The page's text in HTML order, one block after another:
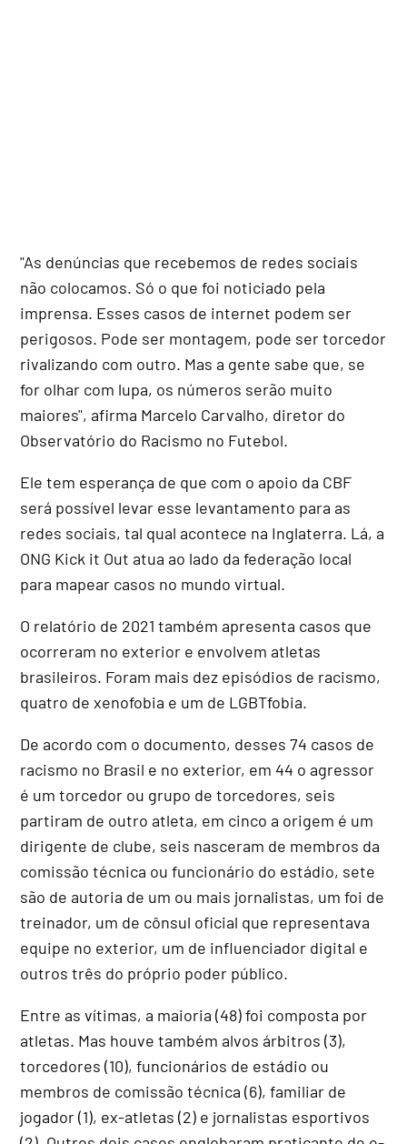
"As denúncias que recebemos de redes sociais
não colocamos. Só o que foi noticiado pela
imprensa. Esses casos de internet podem ser
perigosos. Pode ser montagem, pode ser torcedor
rivalizando com outro. Mas a gente sabe que, se
for olhar com lupa, os números serão muito
maiores", afirma Marcelo Carvalho, diretor do
Observatório do Racismo no Futebol.
Ele tem esperança de que com o apoio da CBF
será possível levar esse levantamento para as
redes sociais, tal qual acontece na Inglaterra. Lá, a
ONG Kick it Out atua ao lado da federação local
para mapear casos no mundo virtual.
O relatório de 2021 também apresenta casos que
ocorreram no exterior e envolvem atletas
brasileiros. Foram mais dez episódios de racismo,
quatro de xenofobia e um de LGBTfobia.
De acordo com o documento, desses 74 casos de
racismo no Brasil e no exterior, em 44 o agressor
é um torcedor ou grupo de torcedores, seis
partiram de outro atleta, em cinco a origem é um
dirigente de clube, seis nasceram de membros da
comissão técnica ou funcionário do estádio, sete
são de autoria de um ou mais jornalistas, um foi de
treinador, um de cônsul oficial que representava
equipe no exterior, um de influenciador digital e
outros três do próprio poder público.
Entre as vítimas, a maioria (48) foi composta por
atletas. Mas houve também alvos árbitros (3),
torcedores (10), funcionários de estádio ou
membros de comissão técnica (6), familiar de
jogador (1), ex-atletas (2) e jornalistas esportivos